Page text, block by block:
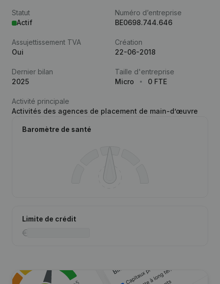
Statut
Actif
Numéro d’entreprise
BE0698.744.646
Assujettissement TVA
Oui
Création
22-06-2018
Dernier bilan
2025
Taille d'entreprise
Micro
0 FTE
Activité principale
Activités des agences de placement de main-d’œuvre
Baromètre de santé
Limite de crédit